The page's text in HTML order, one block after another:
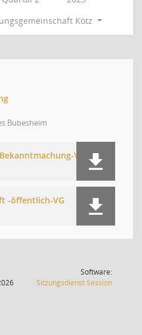
Kötz
Bubesheim
VG
-öffentlich-VG
Software:
SitzungsdienstSession(Wird in